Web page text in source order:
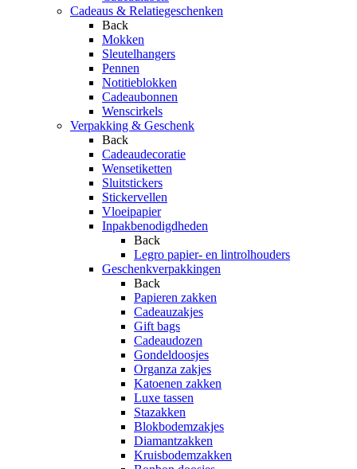
Cadeaus & Relatiegeschenken
Back
Mokken
Sleutelhangers
Pennen
Notitieblokken
Cadeaubonnen
Wenscirkels
Verpakking & Geschenk
Back
Cadeaudecoratie
Wensetiketten
Sluitstickers
Stickervellen
Vloeipapier
Inpakbenodigdheden
Back
Legro papier- en lintrolhouders
Geschenkverpakkingen
Back
Papieren zakken
Cadeauzakjes
Gift bags
Cadeaudozen
Gondeldoosjes
Organza zakjes
Katoenen zakken
Luxe tassen
Stazakken
Blokbodemzakjes
Diamantzakken
Kruisbodemzakken